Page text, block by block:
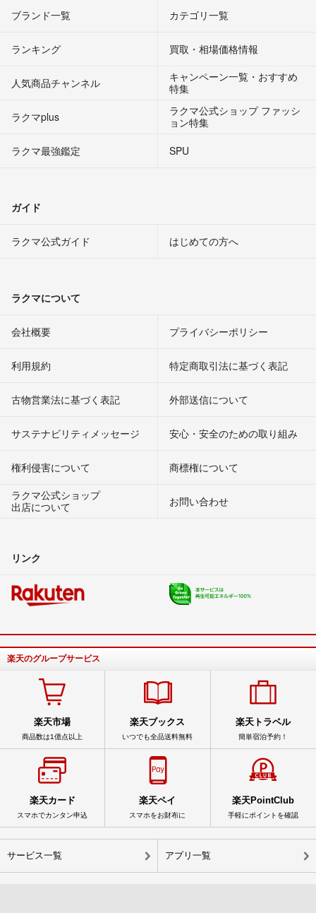
ブランド一覧 カテゴリ一覧
ランキング 買取・相場価格情報
人気商品チャンネル
キャンペーン一覧・おすすめ
特集
ラクマplus
ラクマ公式ショップ ファッシ
ョン特集
ラクマ最強鑑定
SPU
ガイド
ラクマ公式ガイド はじめての方へ
ラクマについて
会社概要 プライバシーポリシー
利用規約 特定商取引法に基づく表記
古物営業法に基づく表記 外部送信について
サステナビリティメッセージ 安心・安全のための取り組み
権利侵害について
商標権について
ラクマ公式ショップ
出店について
お問い合わせ
リンク
楽天のグループサービス
楽天市場
商品数は1億点以上
楽天ブックス
いつでも全品送料無料
楽天トラベル
簡単宿泊予約！
楽天カード
スマホでカンタン申込
楽天ペイ
スマホをお財布に
楽天PointClub
手軽にポイントを確認
サービス一覧 アプリ一覧